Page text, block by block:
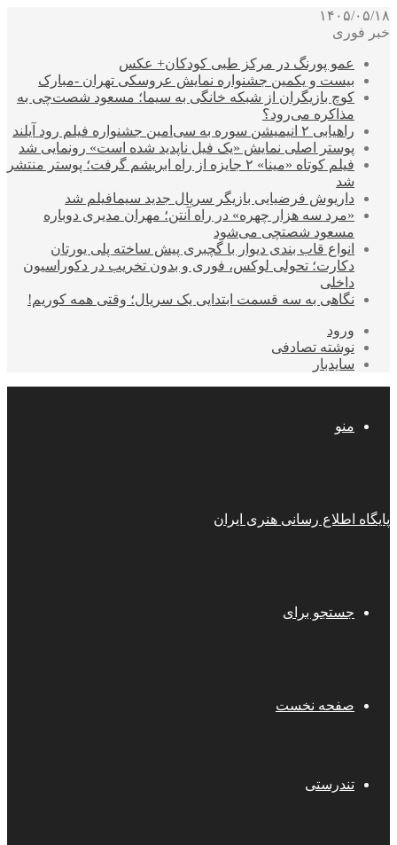
۱۴۰۵/۰۵/۱۸
خبر فوری
عمو پورنگ در مرکز طبی کودکان+ عکس
بیست و یکمین جشنواره نمایش عروسکی تهران -مبارک
کوچ بازیگران از شبکه خانگی به سیما؛ مسعود شصت‌چی به
مذاکره می‌رود؟
راهیابی ۲ انیمیشن سوره به سی‌امین جشنواره فیلم رود آیلند
پوستر اصلی نمایش «یک فیل ناپدید شده است» رونمایی شد
فیلم کوتاه «مینا» ۲ جایزه از راه ابریشم گرفت؛ پوستر منتشر
شد
داریوش فرضیایی بازیگر سریال جدید سیمافیلم شد
«مرد سه هزار چهره» در راه آنتن؛ مهران مدیری دوباره
مسعود شصتچی می‌شود
انواع قاب بندی دیوار با گچبری پیش ساخته پلی یورتان
دکارت؛ تحولی لوکس، فوری و بدون تخریب در دکوراسیون
داخلی
نگاهی به سه قسمت ابتدایی یک سریال؛ وقتی همه کوریم!
ورود
نوشته تصادفی
سایدبار
منو
پایگاه اطلاع رسانی هنری ایران
جستجو برای
صفحه نخست
تندرستی